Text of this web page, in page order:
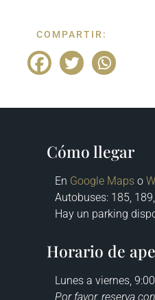
COMPARTIR:
Cómo llegar
En Google Mapso
Autobuses: 185,
Hay un parking
Horario de
Lunes a viernes,
Por favor, reserva